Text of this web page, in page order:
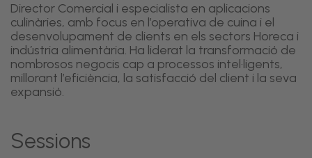
Director Comercial i especialista en aplicacions
culinàries, amb focus en l’operativa de cuina i el
desenvolupament de clients en els sectors Horeca i
indústria alimentària. Ha liderat la transformació de
nombrosos negocis cap a processos intel·ligents,
millorant l’eficiència, la satisfacció del client i la seva
expansió.
Sessions